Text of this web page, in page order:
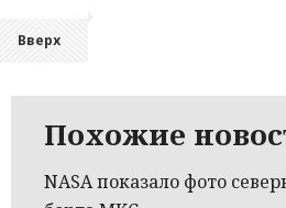
Вверх
Похожие
NASA показало фото